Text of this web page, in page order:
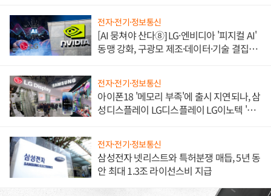
전자·전기·정보통신
[AI 뭉쳐야 산다⑧] LG·엔비디아 '피지컬 AI'
동맹 강화, 구광모 제조·데이터·기술 결집
전자·전기·정보통신
아이폰18 '메모리 부족'에 출시 지연되나, 삼
성디스플레이 LG디스플레이 LG이노텍 '탈
전자·전기·정보통신
삼성전자 넷리스트와 특허분쟁 매듭, 5년 동
안 최대 1.3조 라이선스비 지급